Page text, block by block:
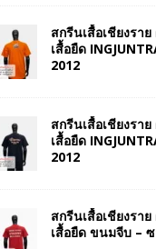
สกรีนเสื้อเชียงรา
เสื้อยืด
2012
สกรีนเสื้อเชียงรา
เสื้อยืด
2012
สกรีนเสื้อเชียงรา
เสื้อยืด ขนมจีบ –